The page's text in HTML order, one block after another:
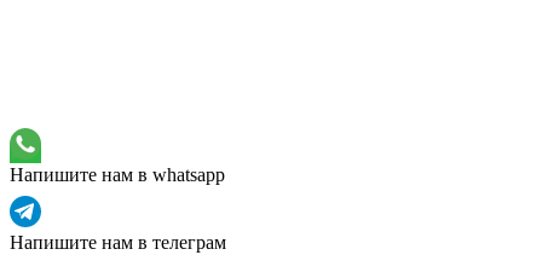
Напишите нам в whatsapp
Напишите нам в телеграм